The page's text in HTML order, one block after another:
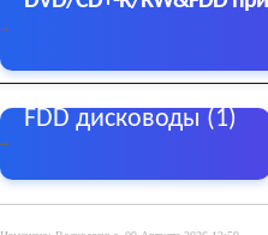
FDD дисководы (1)